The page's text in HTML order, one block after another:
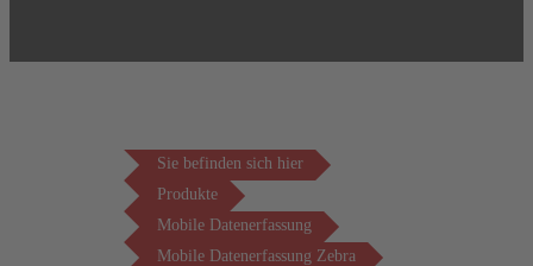
Sie befinden sich hier
Produkte
Mobile Datenerfassung
Mobile Datenerfassung Zebra